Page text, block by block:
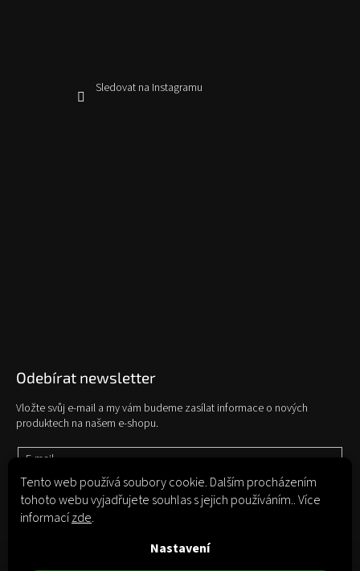
Tento web používá soubory cookie. Dalším procházením
tohoto webu vyjadřujete souhlas s jejich používáním.. Více
informacízde.
Nastavení
Sledovat na Instagramu
Odebírat newsletter
Vložte svůj e-mail a my vám budeme zasílat informace o nových
produktech na našem e-shopu.
E-mail
Vložením e-mailu souhlasíte spodmínkami ochrany osobních údajů